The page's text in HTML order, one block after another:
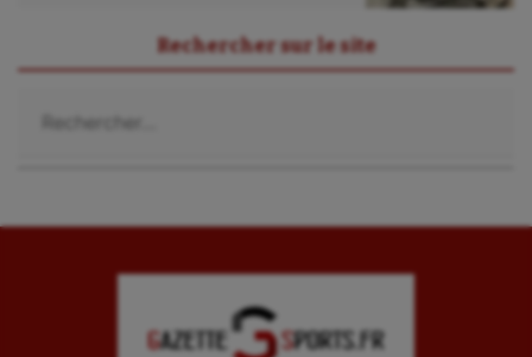
Rechercher sur le site